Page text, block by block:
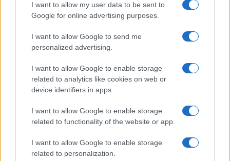
I want to allow my user data to be sent to
Google for online advertising purposes.
I want to allow Google to send me
personalized advertising.
I want to allow Google to enable storage
related to analytics like cookies on web or
device identifiers in apps.
I want to allow Google to enable storage
related to functionality of the website or app.
I want to allow Google to enable storage
related to personalization.
Android már évek óta olyan intelligens funkciókat kínál,
amelyek maguktól dolgoznak a háttérben.
Ez a rejtett Samsung funkció teljesen
sokan mégsem tudnak róla
2026.07.12| Android Central
Az Edge Panel az egyik leghasznosabb funkció, amely
miközben a Pixel telefonokból továbbra is hiányzik.